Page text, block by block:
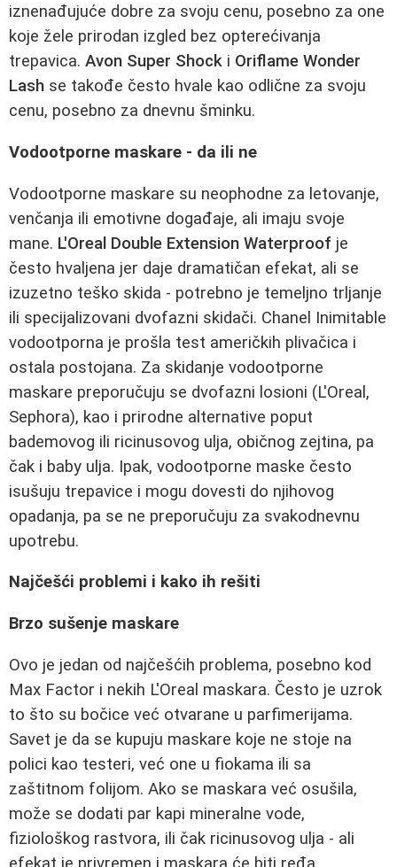
iznenađujuće dobre za svoju cenu, posebno za one
koje žele prirodan izgled bez opterećivanja
trepavica. Avon Super Shock i Oriflame Wonder
Lash se takođe često hvale kao odlične za svoju
cenu, posebno za dnevnu šminku.
Vodootporne maskare - da ili ne
Vodootporne maskare su neophodne za letovanje,
venčanja ili emotivne događaje, ali imaju svoje
mane. L'Oreal Double Extension Waterproof je
često hvaljena jer daje dramatičan efekat, ali se
izuzetno teško skida - potrebno je temeljno trljanje
ili specijalizovani dvofazni skidači. Chanel Inimitable
vodootporna je prošla test američkih plivačica i
ostala postojana. Za skidanje vodootporne
maskare preporučuju se dvofazni losioni (L'Oreal,
Sephora), kao i prirodne alternative poput
bademovog ili ricinusovog ulja, običnog zejtina, pa
čak i baby ulja. Ipak, vodootporne maske često
isušuju trepavice i mogu dovesti do njihovog
opadanja, pa se ne preporučuju za svakodnevnu
upotrebu.
Najčešći problemi i kako ih rešiti
Brzo sušenje maskare
Ovo je jedan od najčešćih problema, posebno kod
Max Factor i nekih L'Oreal maskara. Često je uzrok
to što su bočice već otvarane u parfimerijama.
Savet je da se kupuju maskare koje ne stoje na
polici kao testeri, već one u fiokama ili sa
zaštitnom folijom. Ako se maskara već osušila,
može se dodati par kapi mineralne vode,
fiziološkog rastvora, ili čak ricinusovog ulja - ali